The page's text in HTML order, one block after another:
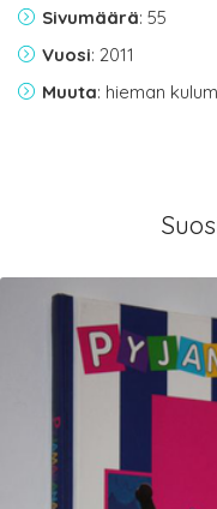
Sivumäärä: 55
Vuosi: 2011
Muuta: hieman